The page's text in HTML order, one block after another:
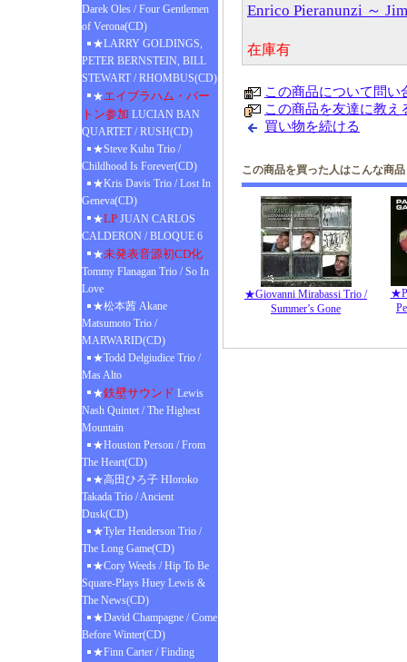
Darek Oles / Four Gentlemen
of Verona(CD)
★LARRY GOLDINGS,
PETER BERNSTEIN, BILL
STEWART / RHOMBUS(CD)
★エイブラハム・バー
トン参加 LUCIAN BAN
QUARTET / RUSH(CD)
★Steve Kuhn Trio /
Childhood Is Forever(CD)
★Kris Davis Trio / Lost In
Geneva(CD)
★LP JUAN CARLOS
CALDERON / BLOQUE 6
★未発表音源初CD化
Tommy Flanagan Trio / So In
Love
★松本茜 Akane
Matsumoto Trio /
MARWARID(CD)
★Todd Delgiudice Trio /
Mas Alto
★鉄壁サウンド Lewis
Nash Quintet / The Highest
Mountain
★Houston Person / From
The Heart(CD)
★高田ひろ子 HIoroko
Takada Trio / Ancient
Dusk(CD)
★Tyler Henderson Trio /
The Long Game(CD)
★Cory Weeds / Hip To Be
Square-Plays Huey Lewis &
The News(CD)
★David Champagne / Come
Before Winter(CD)
★Finn Carter / Finding
Enrico Pieranunzi ～
在庫有
この商品について問い
この商品を友達に教え
買い物を続ける
この商品を買った人はこんな商
★Giovanni Mirabassi Trio /
Summer’s Gone